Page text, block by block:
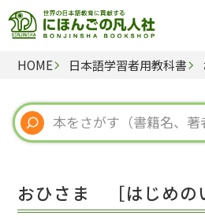
HOME 日本語学習者用教科書
おひさま ［はじめの